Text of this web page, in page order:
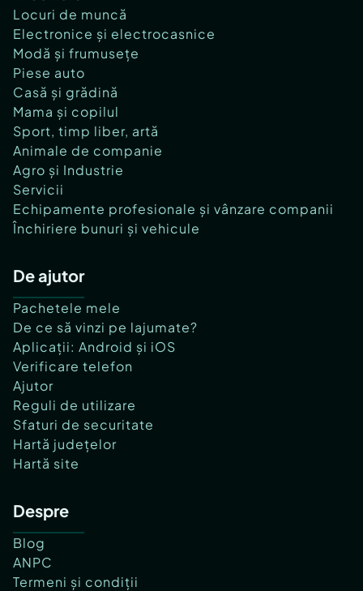
Locuri de muncă
Electronice și electrocasnice
Modă și frumusețe
Piese auto
Casă și grădină
Mama și copilul
Sport, timp liber, artă
Animale de companie
Agro și Industrie
Servicii
Echipamente profesionale și vânzare companii
Închiriere bunuri și vehicule
De ajutor
Pachetele mele
De ce să vinzi pe lajumate?
Aplicații: Android și iOS
Verificare telefon
Ajutor
Reguli de utilizare
Sfaturi de securitate
Hartă județelor
Hartă site
Despre
Blog
ANPC
Termeni și condiții